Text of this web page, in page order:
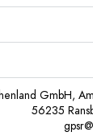
GmbH,
56235